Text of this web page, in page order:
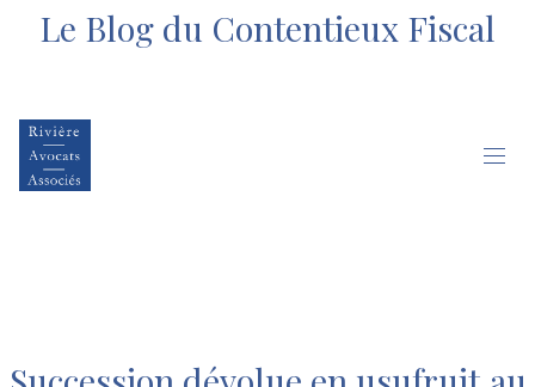
Le Blog du Contentieux Fiscal